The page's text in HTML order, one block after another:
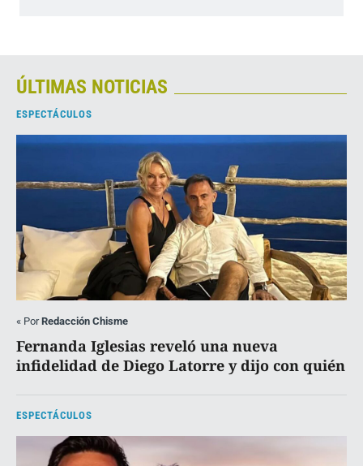
ÚLTIMAS NOTICIAS
ESPECTÁCULOS
« PorRedacción Chisme
Fernanda Iglesias reveló una nueva
infidelidad de Diego Latorre y dijo con quién
ESPECTÁCULOS